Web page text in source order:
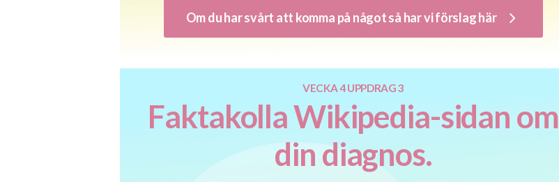
Om du har svårt att komma på något så har vi förslag här
VECKA 4 UPPDRAG 3
Faktakolla Wikipedia-sidan om
din diagnos.